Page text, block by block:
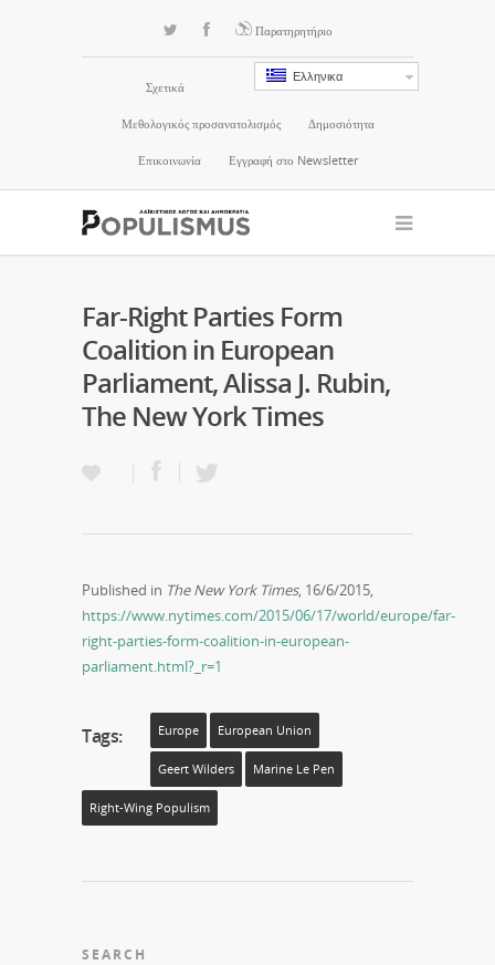
Παρατηρητήριο
Ελληνικα
Σχετικά
Μεθολογικός προσανατολισμός Δημοσιότητα
Επικοινωνία Εγγραφή στο Newsletter
Far-Right Parties Form
Coalition in European
Parliament, Alissa J. Rubin,
The New York Times
Published in The New York Times, 16/6/2015,
https://www.nytimes.com/2015/06/17/world/europe/far-
right-parties-form-coalition-in-european-
parliament.html?_r=1
Tags: Europe European Union
Geert Wilders Marine Le Pen
Right-Wing Populism
SEARCH